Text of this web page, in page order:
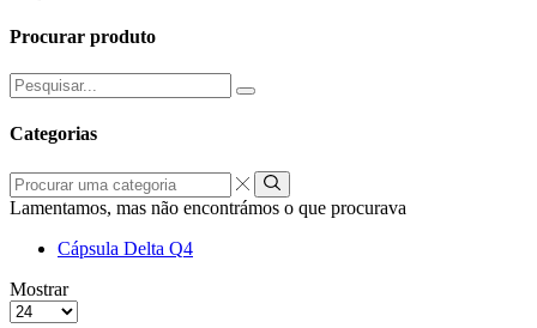
Procurar produto
Pesquisar
por:
Categorias
uma
categoria
Lamentamos, mas não encontrámos o que procurava
Cápsula Delta Q4
grelha
de
Lista
Mostrar
Produtos